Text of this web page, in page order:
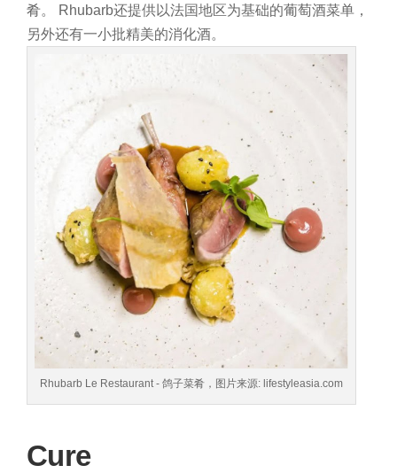
肴。
Rhubarb还提供以法国地区为基础的葡萄酒菜单，
另外还有一小批精美的消化酒。
Rhubarb Le Restaurant - 鸽子菜肴，图片来源: lifestyleasia.com
Cure